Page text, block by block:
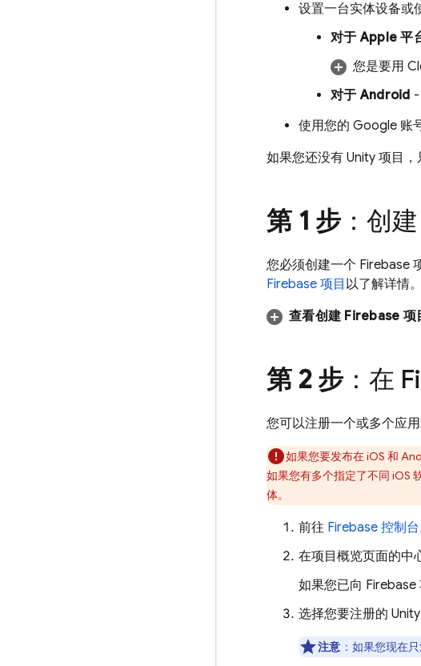
设置一台实体设备或
对于 Apple 平
您是要用
对于 Android -
使用您的 Google 账
如果您还没有 Unity 项目
第 1 步 ：创
您必须创建一个 Firebase
Firebase 项目 以了解详情。
查看创建 Firebase 项
第 2 步 ：在
您可以注册一个或多个应
如果您要发布在 iOS 和
如果您有多个指定了不同 iOS
体。
前往 Firebase 控制台
在项目概览页面的中
如果您已向
选择您要注册的
注意 ：如果您现在